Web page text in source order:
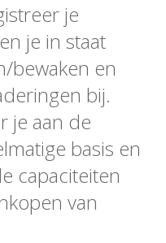
je
je in staat
bewaken en
bij.
je aan de
basis en
capaciteiten
van